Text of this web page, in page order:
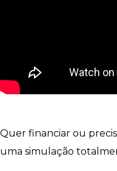
Quer financiar ou
uma simulação